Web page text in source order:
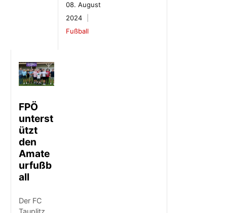
08. August
2024
Fußball
FPÖ
unterst
ützt
den
Amate
urfußb
all
Der FC
Tauplitz